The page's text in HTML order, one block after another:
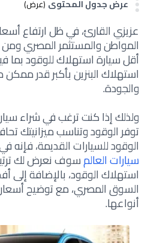
عرض جدول المحتوى (عرض)
عزيزي القارئ، في ظل ارتفاع
المواطن والمستثمر المصري
أقل سيارة استهلاك للوقود بما
استهلاك البنزين بأكبر قدر
والجودة.
ولذلك إذا كنت ترغب في شراء
توفر الوقود وتناسب ميزانيتك
الوقود للسيارات القديمة، فإنه
سيارات العالمسوف نعرض لك
استهلاك الوقود، بالإضافة إلى
السوق المصري، مع توضيح
أنواعها.